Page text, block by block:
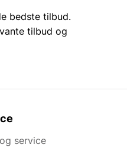
bedste tilbud.
tilbud og
service